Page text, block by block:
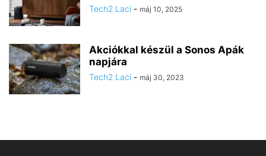
Tech2 Laci - máj 10, 2025
Akciókkal készül a Sonos Apák
napjára
Tech2 Laci - máj 30, 2023